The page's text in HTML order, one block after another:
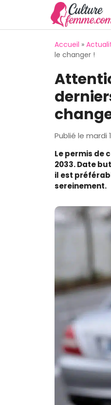
Accueil »
le changer !
Publié le mardi
Le permis de
2033. Date
il est
sereinement.